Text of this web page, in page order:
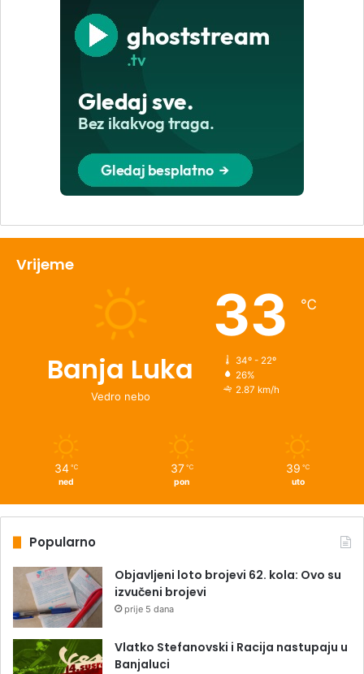
Vrijeme
Banja Luka
Vedro nebo
33 ℃
34º - 22º
26%
2.87 km/h
34 ℃
ned
37 ℃
pon
39 ℃
uto
Popularno
Objavljeni loto brojevi 62. kola: Ovo su
izvučeni brojevi
prije 5 dana
Vlatko Stefanovski i Racija nastupaju u
Banjaluci